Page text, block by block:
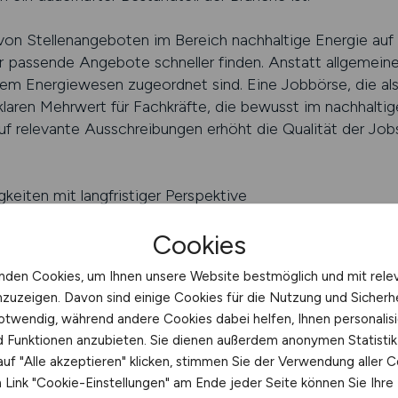
Stellenangeboten im Bereich nachhaltige Energie
passende Angebote schneller finden. Anstatt
Energiewesen zugeordnet sind. Eine Jobbörse, die
Mehrwert für Fachkräfte, die bewusst im
relevante Ausschreibungen erhöht die Qualität der
mit langfristiger Perspektive
und Wissensvermittlung
im Energiewesen
finden
im Bereich nachhaltige Energie erfordert
an Aufgaben, Spezialisierungen und
Cookies
Cookies, um Ihnen unsere Website bestmöglich und mit
Davon sind einige Cookies für die Nutzung und
während andere Cookies dabei helfen, Ihnen
Funktionen anzubieten. Sie dienen außerdem anonymen
"Alle akzeptieren" klicken, stimmen Sie der Verwendung aller
"Cookie-Einstellungen" am Ende jeder Seite können Sie Ihre